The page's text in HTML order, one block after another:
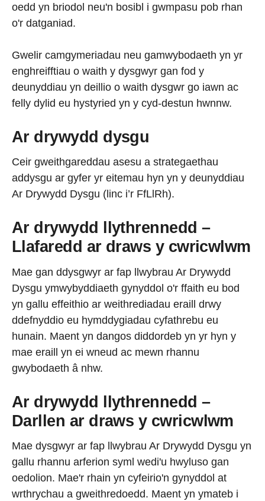
oedd yn briodol neu'n bosibl i gwmpasu pob rhan
o'r datganiad.
Gwelir camgymeriadau neu gamwybodaeth yn yr
enghreifftiau o waith y dysgwyr gan fod y
deunyddiau yn deillio o waith dysgwr go iawn ac
felly dylid eu hystyried yn y cyd-destun hwnnw.
Ar drywydd dysgu
Ceir gweithgareddau asesu a strategaethau
addysgu ar gyfer yr eitemau hyn yn y deunyddiau
Ar Drywydd Dysgu (linc i’r FfLlRh).
Ar drywydd llythrennedd –
Llafaredd ar draws y cwricwlwm
Mae gan ddysgwyr ar fap llwybrau Ar Drywydd
Dysgu ymwybyddiaeth gynyddol o'r ffaith eu bod
yn gallu effeithio ar weithrediadau eraill drwy
ddefnyddio eu hymddygiadau cyfathrebu eu
hunain. Maent yn dangos diddordeb yn yr hyn y
mae eraill yn ei wneud ac mewn rhannu
gwybodaeth â nhw.
Ar drywydd llythrennedd –
Darllen ar draws y cwricwlwm
Mae dysgwyr ar fap llwybrau Ar Drywydd Dysgu yn
gallu rhannu arferion syml wedi'u hwyluso gan
oedolion. Mae'r rhain yn cyfeirio'n gynyddol at
wrthrychau a gweithredoedd. Maent yn ymateb i